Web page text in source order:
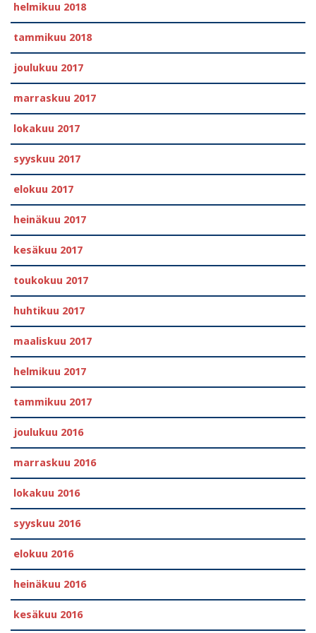
helmikuu 2018
tammikuu 2018
joulukuu 2017
marraskuu 2017
lokakuu 2017
syyskuu 2017
elokuu 2017
heinäkuu 2017
kesäkuu 2017
toukokuu 2017
huhtikuu 2017
maaliskuu 2017
helmikuu 2017
tammikuu 2017
joulukuu 2016
marraskuu 2016
lokakuu 2016
syyskuu 2016
elokuu 2016
heinäkuu 2016
kesäkuu 2016